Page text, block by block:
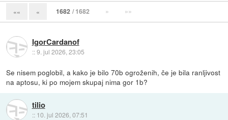
«« « 1682 / 1682 » »»
IgorCardanof
::9. jul 2026, 23:05
Se nisem poglobil, a kako je bilo 70b ogroženih, če je bila ranljivost
na aptosu, ki po mojem skupaj nima gor 1b?
tilio
:: 10. jul 2026, 07:51